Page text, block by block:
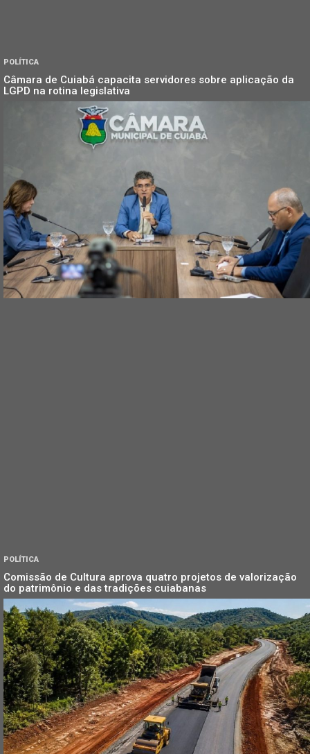
POLÍTICA
Câmara de Cuiabá capacita servidores sobre aplicação da
LGPD na rotina legislativa
POLÍTICA
Comissão de Cultura aprova quatro projetos de valorização
do patrimônio e das tradições cuiabanas